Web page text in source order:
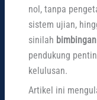
nol, tanpa
sistem ujian,
sinilah
pendukung
kelulusan.
Artikel ini